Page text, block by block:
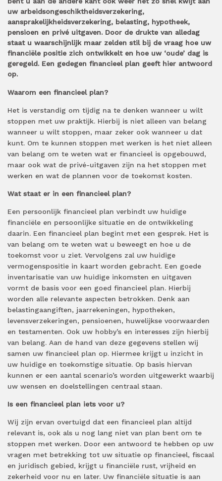
uw arbeidsongeschiktheidsverzekering,
aansprakelijkheidsverzekering, belasting, hypotheek,
pensioen en privé uitgaven. Door de drukte van alledag
staat u waarschijnlijk maar zelden stil bij de vraag hoe uw
financiële positie zich ontwikkelt en hoe uw ‘oude’ dag is
geregeld. Een gedegen financieel plan geeft hier antwoord
op.
Waarom een financieel plan?
Het is verstandig om tijdig na te denken wanneer u wilt
stoppen met uw praktijk. Hierbij is niet alleen van belang
wanneer u wilt stoppen, maar zeker ook wanneer u dat
kunt. Om te kunnen stoppen met werken is het niet alleen
van belang om te weten wat er financieel is opgebouwd,
maar ook wat de privé-uitgaven zijn na het stoppen met
werken en wat de plannen voor de toekomst kosten.
Wat staat er in een financieel plan?
Een persoonlijk financieel plan verbindt uw huidige
financiële en persoonlijke situatie en de ontwikkeling
daarin. Een financieel plan begint met een gesprek. Het is
van belang om te weten wat u beweegt en hoe u de
toekomst voor u ziet. Vervolgens zal uw huidige
vermogenspositie in kaart worden gebracht. Een goede
inventarisatie van uw huidige inkomsten en uitgaven
vormt de basis voor een goed financieel plan. Hierbij
worden alle relevante aspecten betrokken. Denk aan
belastingaangiften, jaarrekeningen, hypotheken,
levensverzekeringen, pensioenen, huwelijkse voorwaarden
en testamenten. Ook uw hobby’s en interesses zijn hierbij
van belang. Aan de hand van deze gegevens stellen wij
samen uw financieel plan op. Hiermee krijgt u inzicht in
uw huidige en toekomstige situatie. Op basis hiervan
kunnen er een aantal scenario’s worden uitgewerkt waarbij
uw wensen en doelstellingen centraal staan.
Is een financieel plan iets voor u?
Wij zijn ervan overtuigd dat een financieel plan altijd
relevant is, ook als u nog lang niet van plan bent om te
stoppen met werken. Door een antwoord te hebben op uw
vragen met betrekking tot uw situatie op financieel, fiscaal
en juridisch gebied, krijgt u financiële rust, vrijheid en
zekerheid voor nu en later. Uw financiële situatie is aan